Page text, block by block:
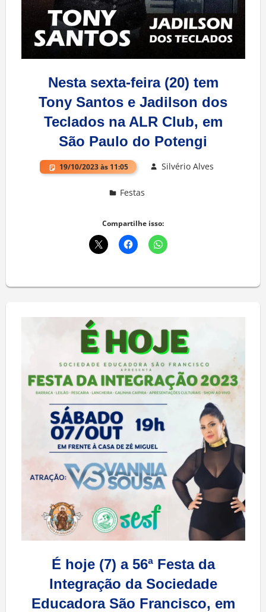
Nesta sexta-feira (20) tem
Tony Santos e Jadilson dos
Teclados na ALR Club, em
São Paulo do Potengi
19/10/2023 às 11:05 Silvério Alves
Festas
Compartilhe isso:
É hoje (7) a 56ª Festa da
Integração da Sociedade
Educadora São Francisco, em